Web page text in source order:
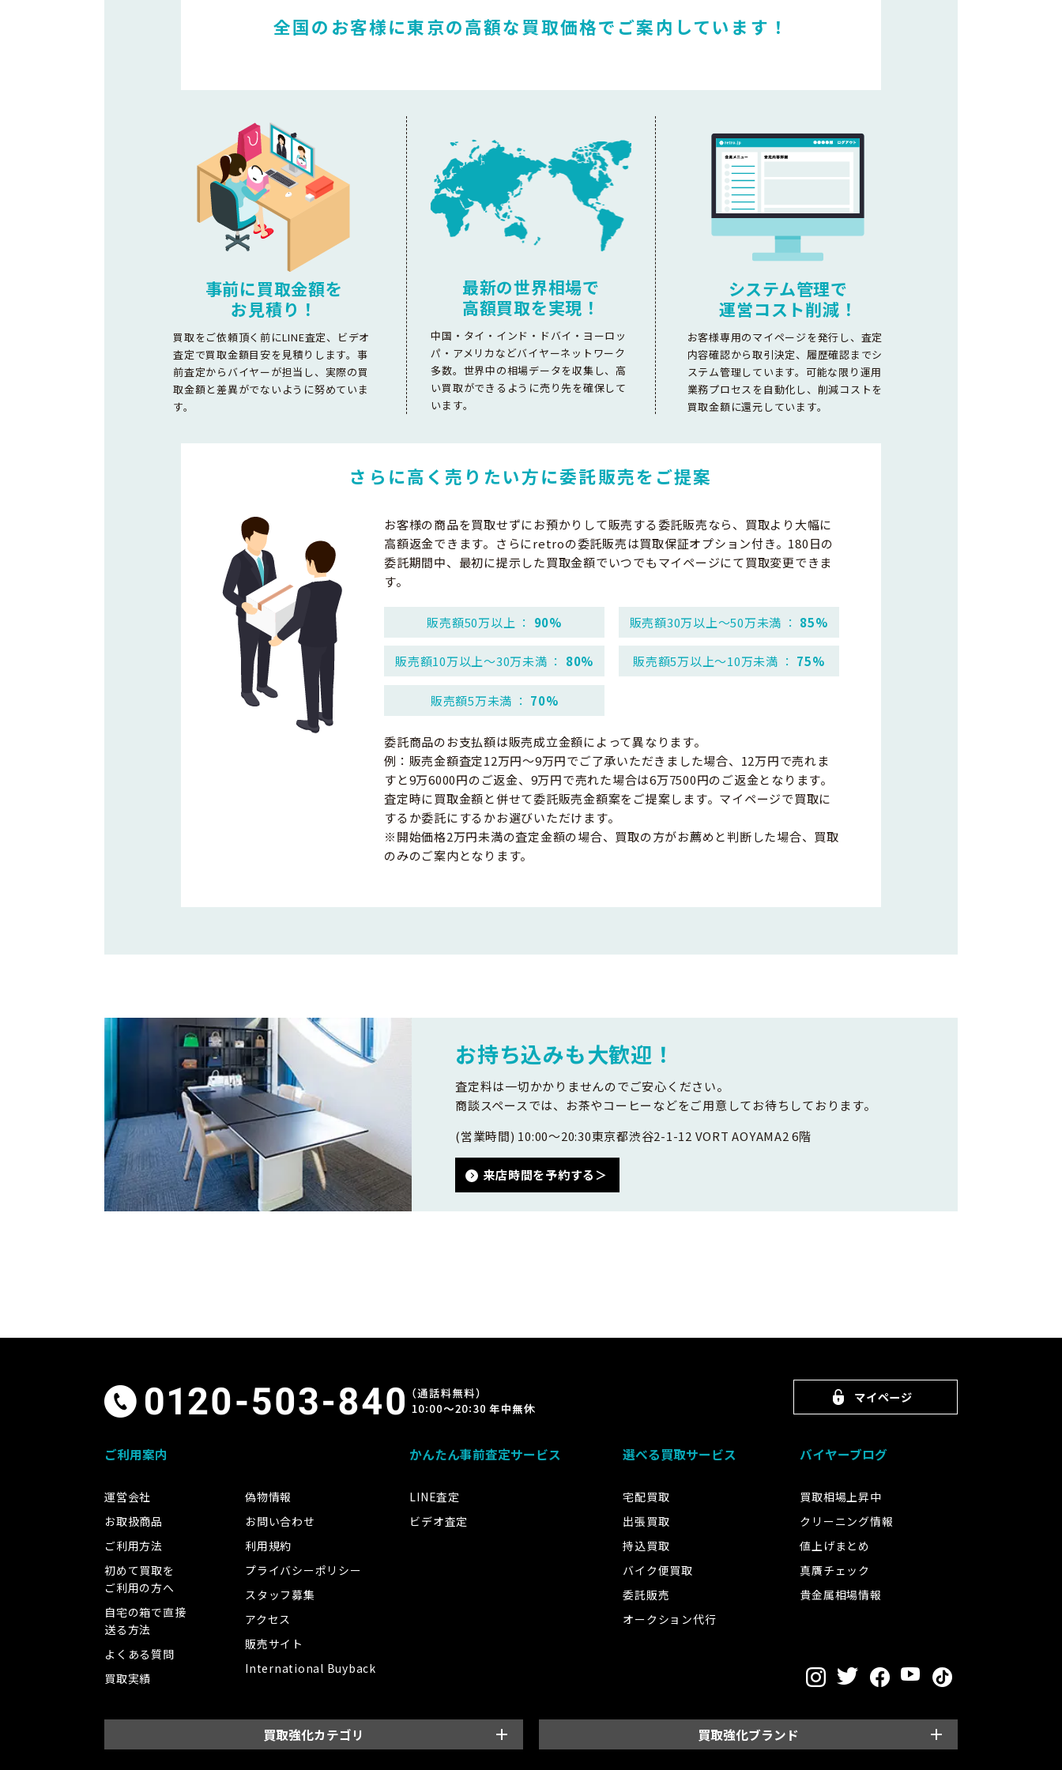
全国のお客様に東京の高額な買取価格でご案内しています！
事前に買取金額を
お見積り！
買取をご依頼頂く前にLINE査定、ビデオ
査定で買取金額目安を見積りします。事
前査定からバイヤーが担当し、実際の買
取金額と差異がでないように努めていま
す。
最新の世界相場で
高額買取を実現！
中国・タイ・インド・ドバイ・ヨーロッ
パ・アメリカなどバイヤーネットワーク
多数。世界中の相場データを収集し、高
い買取ができるように売り先を確保して
います。
システム管理で
運営コスト削減！
お客様専用のマイページを発行し、査定
内容確認から取引決定、履歴確認までシ
ステム管理しています。可能な限り運用
業務プロセスを自動化し、削減コストを
買取金額に還元しています。
さらに高く売りたい方に委託販売をご提案
お客様の商品を買取せずにお預かりして販売する委託販売なら、買取より大幅に
高額返金できます。さらにretroの委託販売は買取保証オプション付き。180日の
委託期間中、最初に提示した買取金額でいつでもマイページにて買取変更できま
す。
販売額50万以上 ： 90% 販売額30万以上～50万未満 ： 85%
販売額10万以上～30万未満 ： 80% 販売額5万以上～10万未満 ： 75%
販売額5万未満 ： 70%
委託商品のお支払額は販売成立金額によって異なります。
例：販売金額査定12万円～9万円でご了承いただきました場合、12万円で売れま
すと9万6000円のご返金、9万円で売れた場合は6万7500円のご返金となります。
査定時に買取金額と併せて委託販売金額案をご提案します。マイページで買取に
するか委託にするかお選びいただけます。
※開始価格2万円未満の査定金額の場合、買取の方がお薦めと判断した場合、買取
のみのご案内となります。
お持ち込みも大歓迎！
査定料は一切かかりませんのでご安心ください。
商談スペースでは、お茶やコーヒーなどをご用意してお待ちしております。
(営業時間) 10:00～20:30東京都渋谷2-1-12 VORT AOYAMA2 6階
来店時間を予約する＞
マイページ
ご利用案内
運営会社
お取扱商品
ご利用方法
初めて買取を
ご利用の方へ
自宅の箱で直接
送る方法
よくある質問
買取実績
偽物情報
お問い合わせ
利用規約
プライバシーポリシー
スタッフ募集
アクセス
販売サイト
International Buyback
かんたん事前査定サービス
LINE査定
ビデオ査定
選べる買取サービス
宅配買取
出張買取
持込買取
バイク便買取
委託販売
オークション代行
バイヤーブログ
買取相場上昇中
クリーニング情報
値上げまとめ
真贋チェック
貴金属相場情報
買取強化カテゴリ 買取強化ブランド